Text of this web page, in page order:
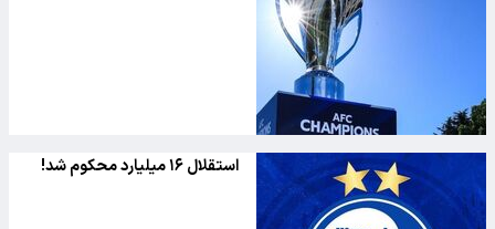
استقلال ۱۶ میلیارد محکوم شد!